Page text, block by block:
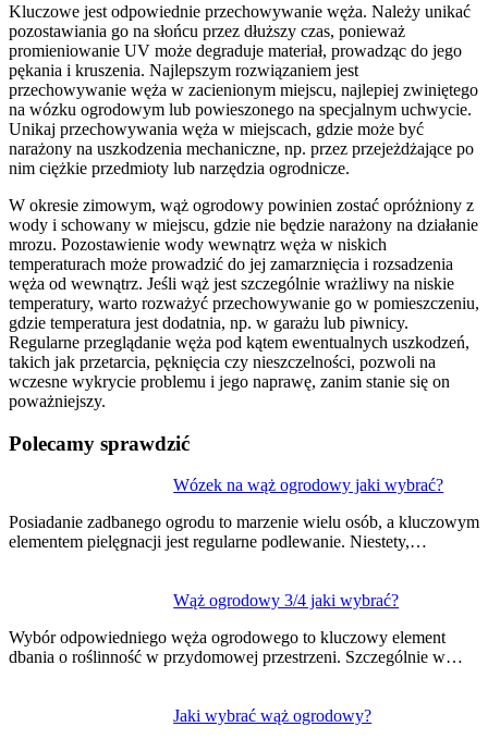
Kluczowe jest odpowiednie przechowywanie węża. Należy unikać
pozostawiania go na słońcu przez dłuższy czas, ponieważ
promieniowanie UV może degraduje materiał, prowadząc do jego
pękania i kruszenia. Najlepszym rozwiązaniem jest
przechowywanie węża w zacienionym miejscu, najlepiej zwiniętego
na wózku ogrodowym lub powieszonego na specjalnym uchwycie.
Unikaj przechowywania węża w miejscach, gdzie może być
narażony na uszkodzenia mechaniczne, np. przez przejeżdżające po
nim ciężkie przedmioty lub narzędzia ogrodnicze.
W okresie zimowym, wąż ogrodowy powinien zostać opróżniony z
wody i schowany w miejscu, gdzie nie będzie narażony na działanie
mrozu. Pozostawienie wody wewnątrz węża w niskich
temperaturach może prowadzić do jej zamarznięcia i rozsadzenia
węża od wewnątrz. Jeśli wąż jest szczególnie wrażliwy na niskie
temperatury, warto rozważyć przechowywanie go w pomieszczeniu,
gdzie temperatura jest dodatnia, np. w garażu lub piwnicy.
Regularne przeglądanie węża pod kątem ewentualnych uszkodzeń,
takich jak przetarcia, pęknięcia czy nieszczelności, pozwoli na
wczesne wykrycie problemu i jego naprawę, zanim stanie się on
poważniejszy.
Polecamy sprawdzić
Wózek na wąż ogrodowy jaki wybrać?
Posiadanie zadbanego ogrodu to marzenie wielu osób, a kluczowym
elementem pielęgnacji jest regularne podlewanie. Niestety,…
Wąż ogrodowy 3/4 jaki wybrać?
Wybór odpowiedniego węża ogrodowego to kluczowy element
dbania o roślinność w przydomowej przestrzeni. Szczególnie w…
Jaki wybrać wąż ogrodowy?
wpisu